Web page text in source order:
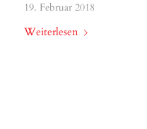
19. Februar 2018
Weiterlesen